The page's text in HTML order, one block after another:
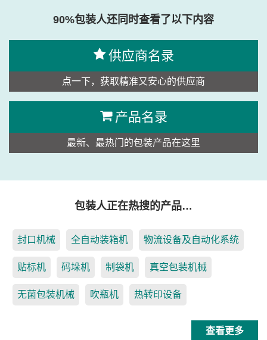
90%包装人还同时查看了以下内容
供应商名录
点一下，获取精准又安心的供应商
产品名录
最新、最热门的包装产品在这里
包装人正在热搜的产品…
封口机械 全自动装箱机 物流设备及自动化系统
贴标机 码垛机 制袋机 真空包装机械
无菌包装机械 吹瓶机 热转印设备
查看更多